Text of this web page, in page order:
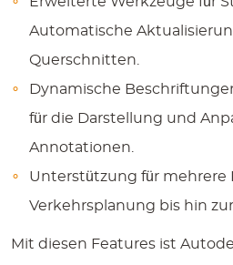
Automatische
Querschnitten.
Dynamische
für die Darstellung und
Annotationen.
Unterstützung für mehrere
Verkehrsplanung bis hin
Mit diesen Features ist